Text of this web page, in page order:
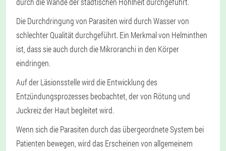
Die Durchdringung von Parasiten wird durch Wasser von
schlechter Qualität durchgeführt. Ein Merkmal von Helminthen
ist, dass sie auch durch die Mikroranchi in den Körper
eindringen.
Auf der Läsionsstelle wird die Entwicklung des
Entzündungsprozesses beobachtet, der von Rötung und
Juckreiz der Haut begleitet wird.
Wenn sich die Parasiten durch das übergeordnete System bei
Patienten bewegen, wird das Erscheinen von allgemeinem